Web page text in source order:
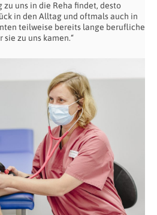
uns in die Reha findet, desto
in den Alltag und oftmals auch in
teilweise bereits lange berufliche
zu uns kamen.“